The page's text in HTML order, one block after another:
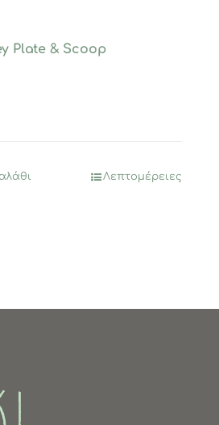
Plate & Scoop
Λεπτομέρειες